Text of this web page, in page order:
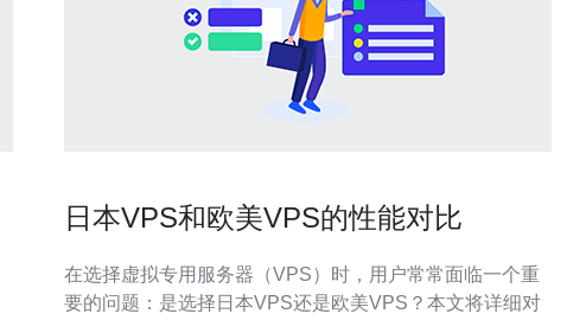
日本VPS和欧美VPS的性能对比
在选择虚拟专用服务器（VPS）时，用户常常面临一个重
要的问题：是选择日本VPS还是欧美VPS？本文将详细对